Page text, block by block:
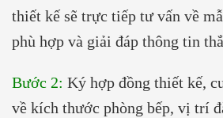
thiết kế sẽ trực tiếp tư vấn về
phù hợp và giải đáp thông tin
Bước 2: Ký hợp đồng thiết kế,
về kích thước phòng bếp, vị trí